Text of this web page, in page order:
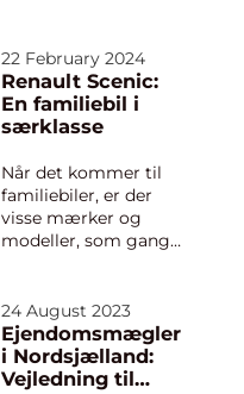
malerfirma på
Frederiksberg, som
ikke bare møder, men
overgår dine
vælge det rette
malerfirmaer
Frederiksberg til at
forva...
22 February 2024
Renault Scenic:
En familiebil i
særklasse
Når det kommer til
familiebiler, er der
visse mærker og
modeller, som gang
er Renault Scenic, en
bil der siden sin
introduktion i midten
af 1990’erne har
24 August 2023
Ejendomsmægler
i Nordsjælland:
Vejledning til